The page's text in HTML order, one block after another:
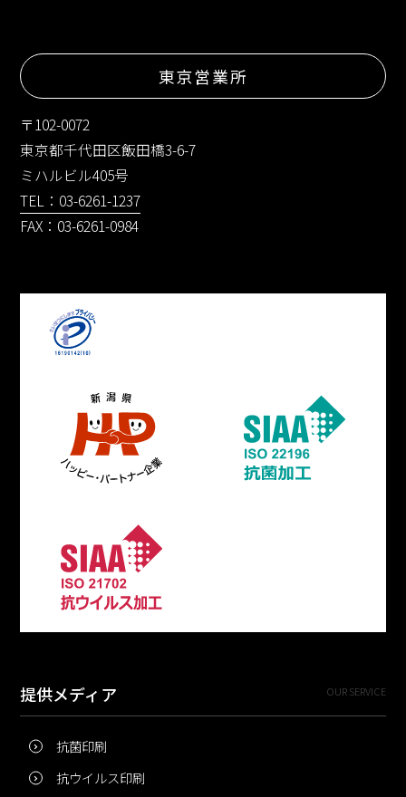
東京営業所
〒102-0072
東京都千代田区飯田橋3-6-7
ミハルビル405号
TEL：03-6261-1237
FAX：03-6261-0984
提供メディア OUR SERVICE
抗菌印刷
抗ウイルス印刷